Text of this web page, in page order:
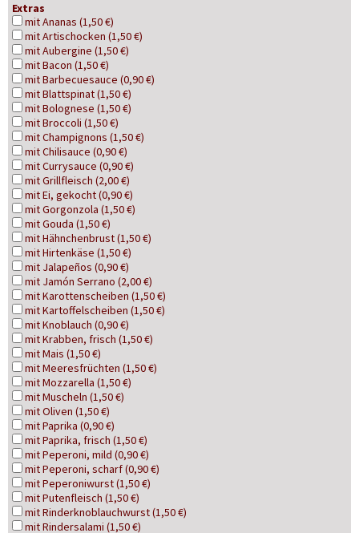
Extras
mit Ananas (1,50 €)
mit Artischocken (1,50 €)
mit Aubergine (1,50 €)
mit Bacon (1,50 €)
mit Barbecuesauce (0,90 €)
mit Blattspinat (1,50 €)
mit Bolognese (1,50 €)
mit Broccoli (1,50 €)
mit Champignons (1,50 €)
mit Chilisauce (0,90 €)
mit Currysauce (0,90 €)
mit Grillfleisch (2,00 €)
mit Ei, gekocht (0,90 €)
mit Gorgonzola (1,50 €)
mit Gouda (1,50 €)
mit Hähnchenbrust (1,50 €)
mit Hirtenkäse (1,50 €)
mit Jalapeños (0,90 €)
mit Jamón Serrano (2,00 €)
mit Karottenscheiben (1,50 €)
mit Kartoffelscheiben (1,50 €)
mit Knoblauch (0,90 €)
mit Krabben, frisch (1,50 €)
mit Mais (1,50 €)
mit Meeresfrüchten (1,50 €)
mit Mozzarella (1,50 €)
mit Muscheln (1,50 €)
mit Oliven (1,50 €)
mit Paprika (0,90 €)
mit Paprika, frisch (1,50 €)
mit Peperoni, mild (0,90 €)
mit Peperoni, scharf (0,90 €)
mit Peperoniwurst (1,50 €)
mit Putenfleisch (1,50 €)
mit Rinderknoblauchwurst (1,50 €)
mit Rindersalami (1,50 €)